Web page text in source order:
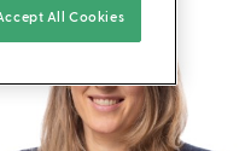
All Cookies